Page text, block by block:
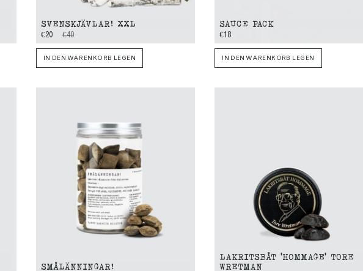
SVENSKJÄVLAR! XXL
€20 €40
IN DEN WARENKORB LEGEN
SAUCE PACK
€18
IN DEN WARENKORB LEGEN
SMÅLÄNNINGAR!
LAKRITSBÅT 'HOMMAGE' TORE
WRETMAN